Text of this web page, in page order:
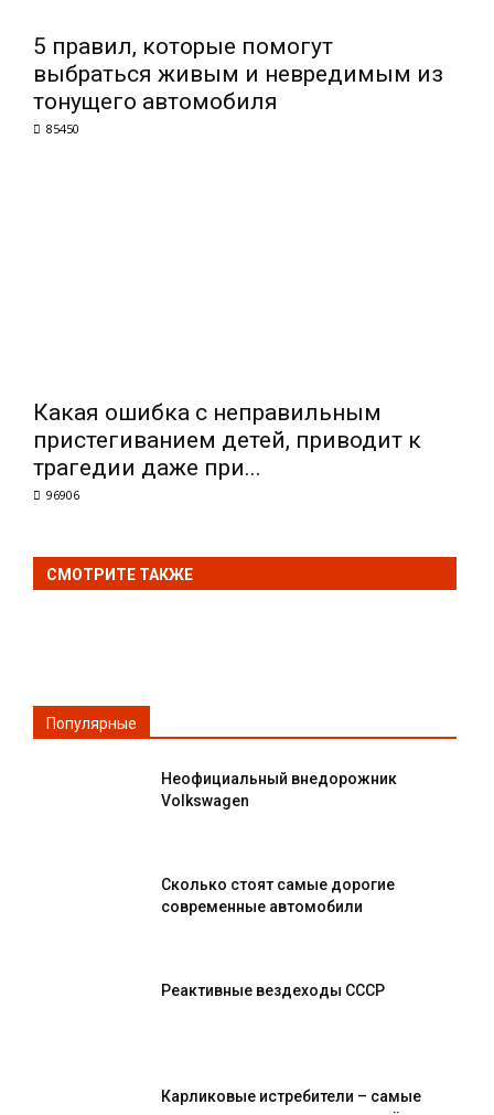
5 правил, которые помогут
выбраться живым и невредимым из
тонущего автомобиля
85450
Какая ошибка с неправильным
пристегиванием детей, приводит к
трагедии даже при...
96906
СМОТРИТЕ ТАКЖЕ
Популярные
Неофициальный внедорожник
Volkswagen
Сколько стоят самые дорогие
современные автомобили
Реактивные вездеходы СССР
Карликовые истребители – самые